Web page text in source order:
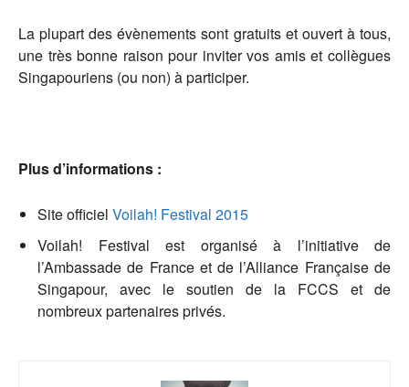
La plupart des évènements sont gratuits et ouvert à tous,
une très bonne raison pour inviter vos amis et collègues
Singapouriens (ou non) à participer.
Plus d’informations :
Site officiel Voilah! Festival 2015
Voilah! Festival est organisé à l’initiative de
l’Ambassade de France et de l’Alliance Française de
Singapour, avec le soutien de la FCCS et de
nombreux partenaires privés.